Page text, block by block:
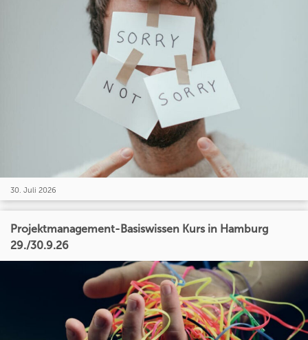
30. Juli 2026
Projektmanagement-Basiswissen Kurs in Hamburg
29./30.9.26